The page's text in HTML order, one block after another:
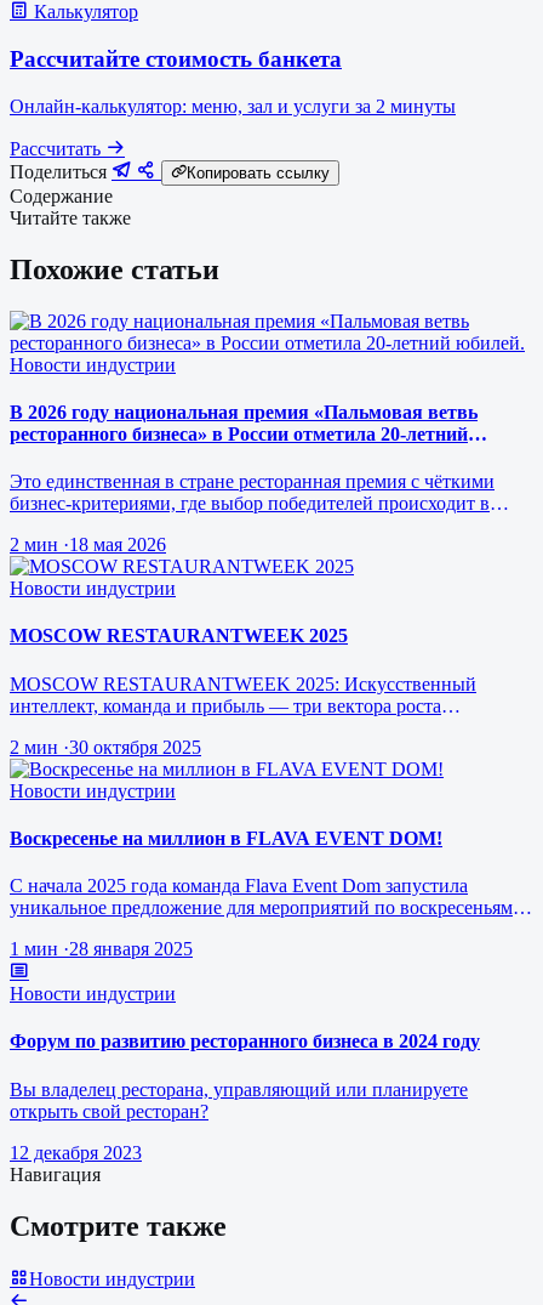
Калькулятор
Рассчитайте стоимость банкета
Онлайн-калькулятор: меню, зал и услуги за 2 минуты
Рассчитать
Поделиться
Копировать ссылку
Содержание
Читайте также
Похожие статьи
Новости индустрии
В 2026 году национальная премия «Пальмовая ветвь
ресторанного бизнеса» в России отметила 20-летний
Это единственная в стране ресторанная премия с чёткими
бизнес-критериями, где выбор победителей происходит в
2 мин ·18 мая 2026
Новости индустрии
MOSCOW RESTAURANTWEEK 2025
MOSCOW RESTAURANTWEEK 2025: Искусственный
интеллект, команда и прибыль — три вектора роста
2 мин ·30 октября 2025
Новости индустрии
Воскресенье на миллион в FLAVA EVENT DOM!
С начала 2025 года команда Flava Event Dom запустила
уникальное предложение для мероприятий по воскресеньям за
1 мин ·28 января 2025
Новости индустрии
Форум по развитию ресторанного бизнеса в 2024 году
Вы владелец ресторана, управляющий или планируете
открыть свой ресторан?
12 декабря 2023
Навигация
Смотрите также
Новости индустрии